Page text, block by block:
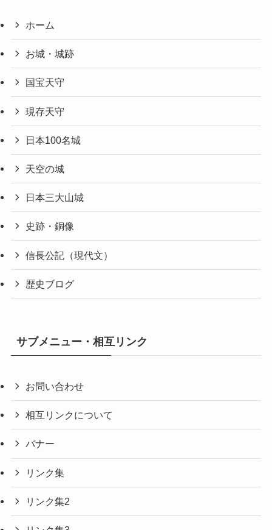
ホーム
お城・城跡
国宝天守
現存天守
日本100名城
天空の城
日本三大山城
史跡・銅像
信長公記（現代文）
歴史ブログ
サブメニュー・相互リンク
お問い合わせ
相互リンクについて
バナー
リンク集
リンク集2